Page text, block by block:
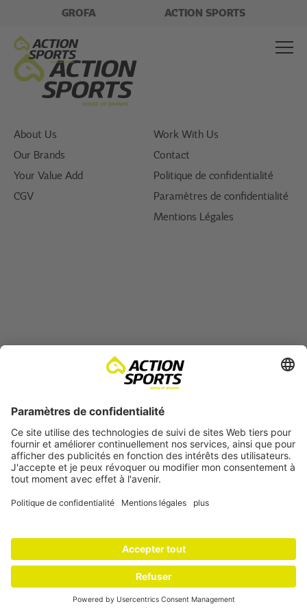
GROFA ACTION SPORTS
About Us
Our Brands
Your Value Add
CGV
Work With Us
Contact
Politique de confidentialité
Paramètres de confidentialité
Mentions Légales